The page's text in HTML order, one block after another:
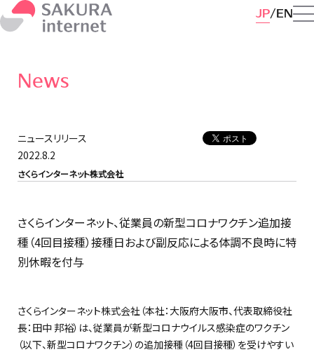
JP EN
News
ニュースリリース
2022.8.2
さくらインターネット株式会社
さくらインターネット、従業員の新型コロナワクチン追加接
種（4回目接種）接種日および副反応による体調不良時に特
別休暇を付与
さくらインターネット株式会社（本社：大阪府大阪市、代表取締役社
長：田中 邦裕）は、従業員が新型コロナウイルス感染症のワクチン
（以下、新型コロナワクチン）の追加接種（4回目接種）を受けやすい